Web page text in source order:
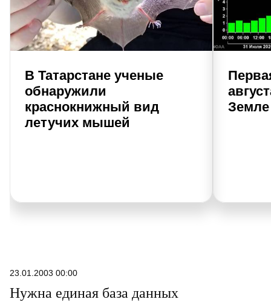
В Татарстане ученые
обнаружили
краснокнижный вид
летучих мышей
Земле
23.01.2003 00:00
Нужна единая база данных